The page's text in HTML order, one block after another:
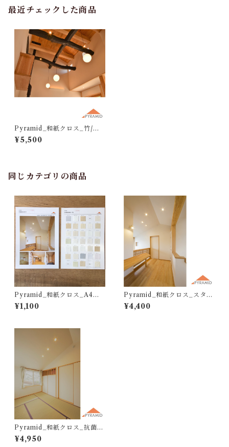
最近チェックした商品
Pyramid_和紙クロス_竹/箔_
M500（10ｍ）
¥5,500
同じカテゴリの商品
Pyramid_和紙クロス_A4サ
ンプル帳
¥1,100
Pyramid_和紙クロス_スタン
ダード_M116-M253（10
ｍ）
¥4,400
Pyramid_和紙クロス_抗菌光
触媒タイプ_BK116-BK253
（10ｍ）
¥4,950